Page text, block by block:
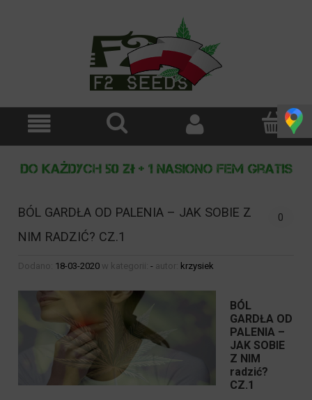
BÓL GARDŁA OD PALENIA – JAK SOBIE Z
NIM RADZIĆ? CZ.1
0
Dodano: 18-03-2020 w kategorii: - autor: krzysiek
BÓL
GARDŁA OD
PALENIA –
JAK SOBIE
Z NIM
radzić?
CZ.1